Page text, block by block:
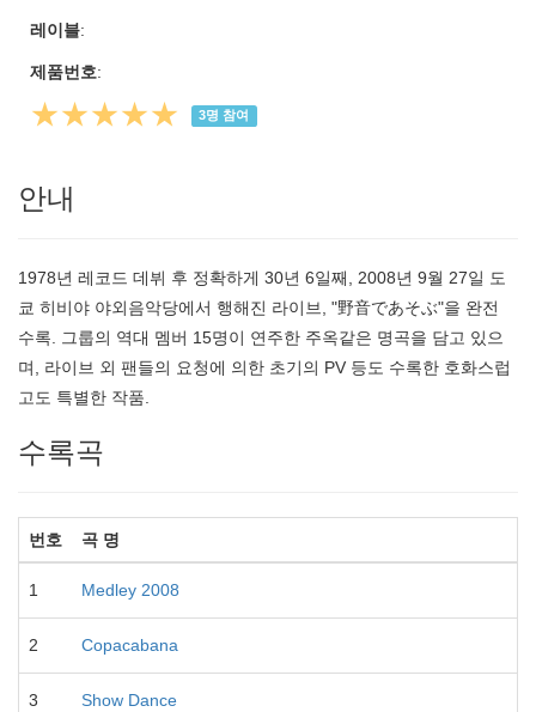
레이블:
제품번호:
★★★★★ 3명 참여
안내
1978년 레코드 데뷔 후 정확하게 30년 6일째, 2008년 9월 27일 도
쿄 히비야 야외음악당에서 행해진 라이브, "野音であそぶ"을 완전
수록. 그룹의 역대 멤버 15명이 연주한 주옥같은 명곡을 담고 있으
며, 라이브 외 팬들의 요청에 의한 초기의 PV 등도 수록한 호화스럽
고도 특별한 작품.
수록곡
번호 곡 명
1 Medley 2008
2 Copacabana
3 Show Dance